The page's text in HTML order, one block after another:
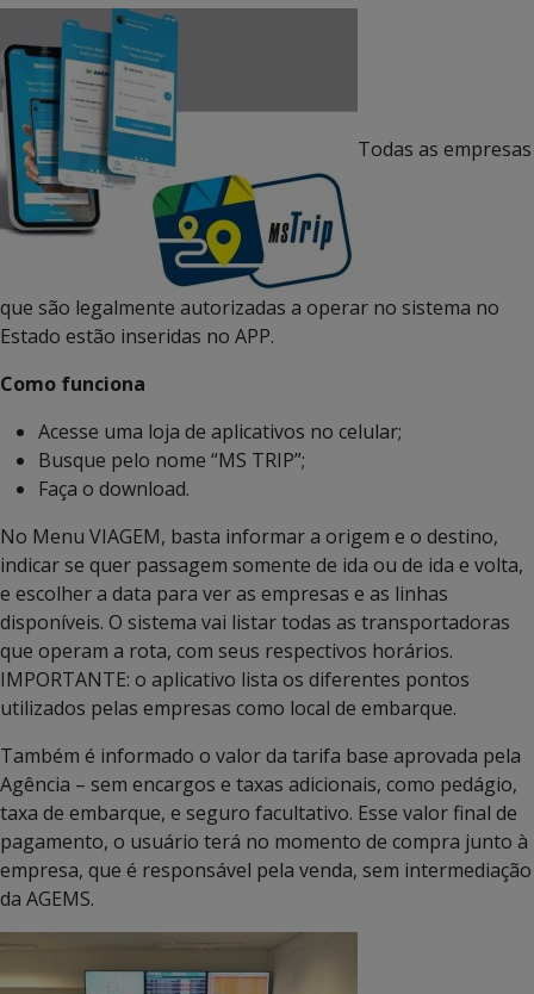
Todas as empresas
que são legalmente autorizadas a operar no sistema no
Estado estão inseridas no APP.
Como funciona
Acesse uma loja de aplicativos no celular;
Busque pelo nome “MS TRIP”;
Faça o download.
No Menu VIAGEM, basta informar a origem e o destino,
indicar se quer passagem somente de ida ou de ida e volta,
e escolher a data para ver as empresas e as linhas
disponíveis. O sistema vai listar todas as transportadoras
que operam a rota, com seus respectivos horários.
IMPORTANTE: o aplicativo lista os diferentes pontos
utilizados pelas empresas como local de embarque.
Também é informado o valor da tarifa base aprovada pela
Agência – sem encargos e taxas adicionais, como pedágio,
taxa de embarque, e seguro facultativo. Esse valor final de
pagamento, o usuário terá no momento de compra junto à
empresa, que é responsável pela venda, sem intermediação
da AGEMS.